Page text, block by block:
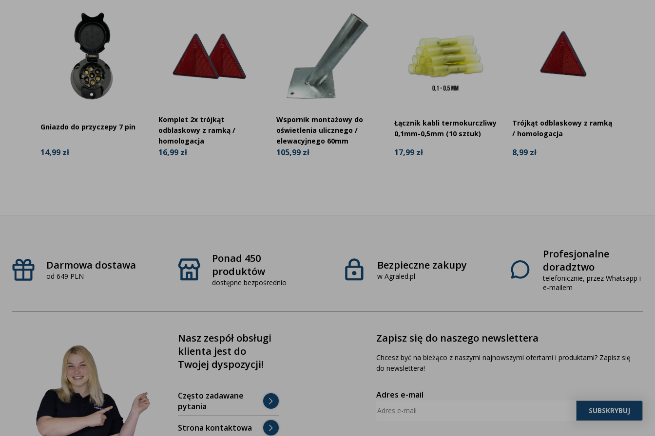
Jakie lampy robocze pasują do wspornika ZA4020?
Dlaczego warto zamówić ZA4020 w AgraLED.pl?
Setki klientów wybrały już AgraLED.pl. Mamy ponad 650 pozytywnych opinii i ocenę 4,8/5 wTrusted Shops
Gniazdo do przyczepy 7 pin
14,99 zł
Komplet 2x trójkąt
odblaskowy z ramką /
homologacja
16,99 zł
Wspornik montażowy do
oświetlenia ulicznego /
elewacyjnego 60mm
105,99 zł
Łącznik kabli termokurczliwy
0,1mm-0,5mm (10 sztuk)
17,99 zł
Trójkąt odblaskowy z ramką
/ homologacja
8,99 zł
Darmowa dostawa
od 649 PLN
Ponad 450
produktów
dostępne bezpośrednio
Bezpieczne zakupy
w Agraled.pl
Profesjonalne
doradztwo
telefonicznie, przez Whatsapp i
e-mailem
Nasz zespół obsługi
klienta jest do
Twojej dyspozycji!
Często zadawane
pytania
Strona kontaktowa
Zapisz się do naszego newslettera
Chcesz być na bieżąco z naszymi najnowszymi ofertami i produktami? Zapisz się
do newslettera!
Adres e-mail